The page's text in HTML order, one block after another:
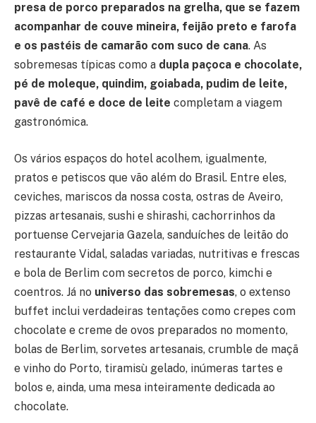
presa de porco preparados na grelha, que se fazem
acompanhar de couve mineira, feijão preto e farofa
e os pastéis de camarão com suco de cana. As
sobremesas típicas como a dupla paçoca e chocolate,
pé de moleque, quindim, goiabada, pudim de leite,
pavê de café e doce de leite completam a viagem
gastronómica.
Os vários espaços do hotel acolhem, igualmente,
pratos e petiscos que vão além do Brasil. Entre eles,
ceviches, mariscos da nossa costa, ostras de Aveiro,
pizzas artesanais, sushi e shirashi, cachorrinhos da
portuense Cervejaria Gazela, sanduíches de leitão do
restaurante Vidal, saladas variadas, nutritivas e frescas
e bola de Berlim com secretos de porco, kimchi e
coentros. Já no universo das sobremesas, o extenso
buffet inclui verdadeiras tentações como crepes com
chocolate e creme de ovos preparados no momento,
bolas de Berlim, sorvetes artesanais, crumble de maçã
e vinho do Porto, tiramisù gelado, inúmeras tartes e
bolos e, ainda, uma mesa inteiramente dedicada ao
chocolate.